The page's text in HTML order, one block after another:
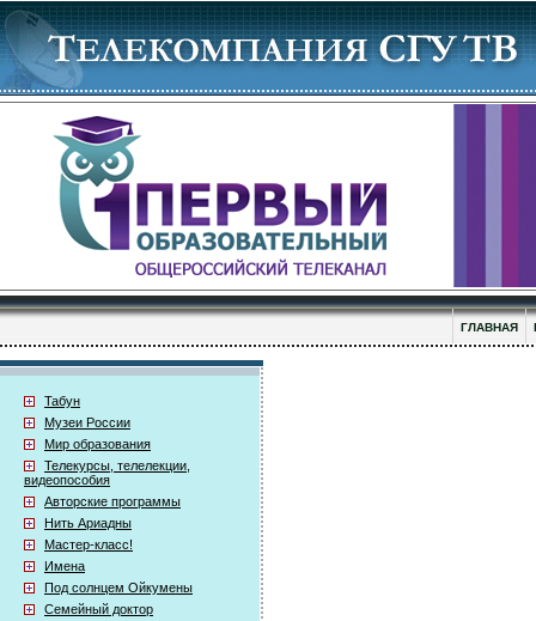
ГЛАВНАЯ
Табун
Музеи России
Мир образования
Телекурсы, телелекции,
видеопособия
Авторские программы
Нить Ариадны
Мастер-класс!
Имена
Под солнцем Ойкумены
Семейный доктор